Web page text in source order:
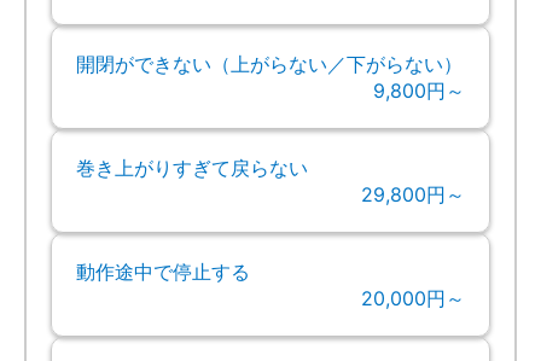
開閉ができない（上がらない／下がらない）
9,800円～
巻き上がりすぎて戻らない
29,800円～
動作途中で停止する
20,000円～